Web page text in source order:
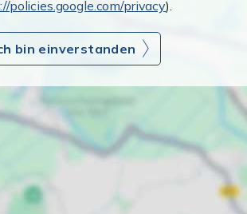
policies.google.com/privacy).
bin einverstanden